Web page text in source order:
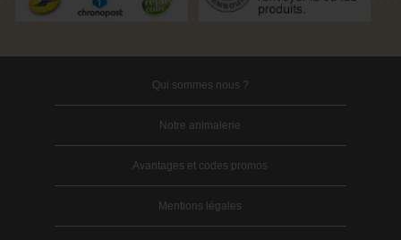
Qui sommes nous ?
Notre animalerie
Avantages et codes promos
Mentions légales